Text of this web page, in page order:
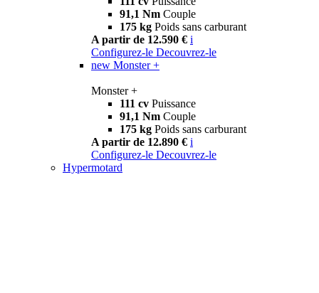
91,1 Nm Couple
175 kg Poids sans carburant
A partir de 12.590 € i
Configurez-le Decouvrez-le
new Monster +
Monster +
111 cv Puissance
91,1 Nm Couple
175 kg Poids sans carburant
A partir de 12.890 € i
Configurez-le Decouvrez-le
Hypermotard